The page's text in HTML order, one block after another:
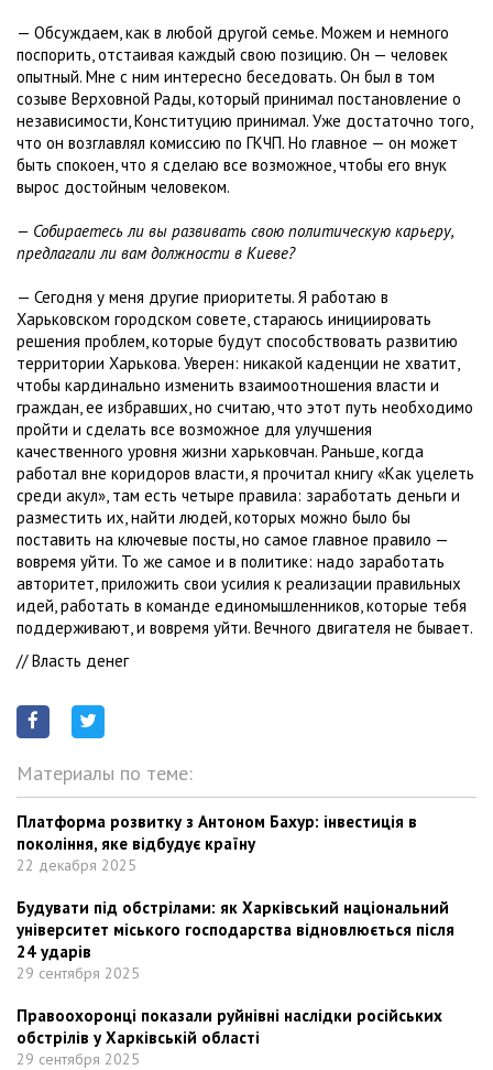
— Обсуждаем, как в любой другой семье. Можем и немного
поспорить, отстаивая каждый свою позицию. Он — человек
опытный. Мне с ним интересно беседовать. Он был в том
созыве Верховной Рады, который принимал постановление о
независимости, Конституцию принимал. Уже достаточно того,
что он возглавлял комиссию по ГКЧП. Но главное — он может
быть спокоен, что я сделаю все возможное, чтобы его внук
вырос достойным человеком.
— Собираетесь ли вы развивать свою политическую карьеру,
предлагали ли вам должности в Киеве?
— Сегодня у меня другие приоритеты. Я работаю в
Харьковском городском совете, стараюсь инициировать
решения проблем, которые будут способствовать развитию
территории Харькова. Уверен: никакой каденции не хватит,
чтобы кардинально изменить взаимоотношения власти и
граждан, ее избравших, но считаю, что этот путь необходимо
пройти и сделать все возможное для улучшения
качественного уровня жизни харьковчан. Раньше, когда
работал вне коридоров власти, я прочитал книгу «Как уцелеть
среди акул», там есть четыре правила: заработать деньги и
разместить их, найти людей, которых можно было бы
поставить на ключевые посты, но самое главное правило —
вовремя уйти. То же самое и в политике: надо заработать
авторитет, приложить свои усилия к реализации правильных
идей, работать в команде единомышленников, которые тебя
поддерживают, и вовремя уйти. Вечного двигателя не бывает.
// Власть денег
Материалы по теме:
Платформа розвитку з Антоном Бахур: інвестиція в
покоління, яке відбудує країну
22 декабря 2025
Будувати під обстрілами: як Харківський національний
університет міського господарства відновлюється після
24 ударів
29 сентября 2025
Правоохоронці показали руйнівні наслідки російських
обстрілів у Харківській області
29 сентября 2025